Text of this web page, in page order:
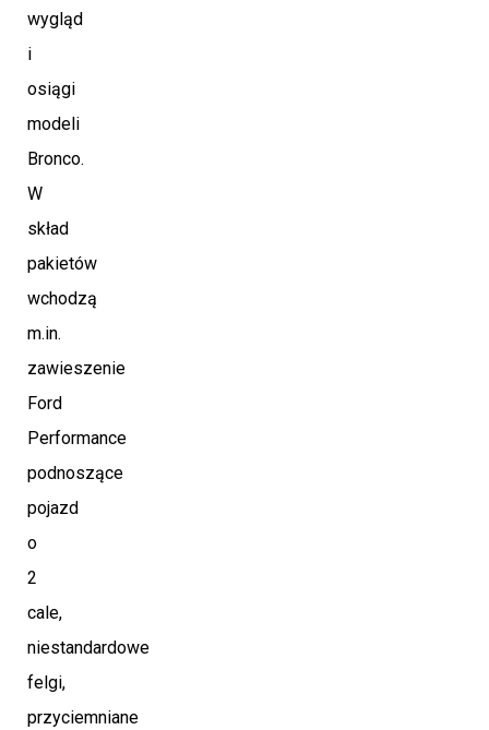
wygląd
i
osiągi
modeli
Bronco.
W
skład
pakietów
wchodzą
m.in.
zawieszenie
Ford
Performance
podnoszące
pojazd
o
2
cale,
niestandardowe
felgi,
przyciemniane